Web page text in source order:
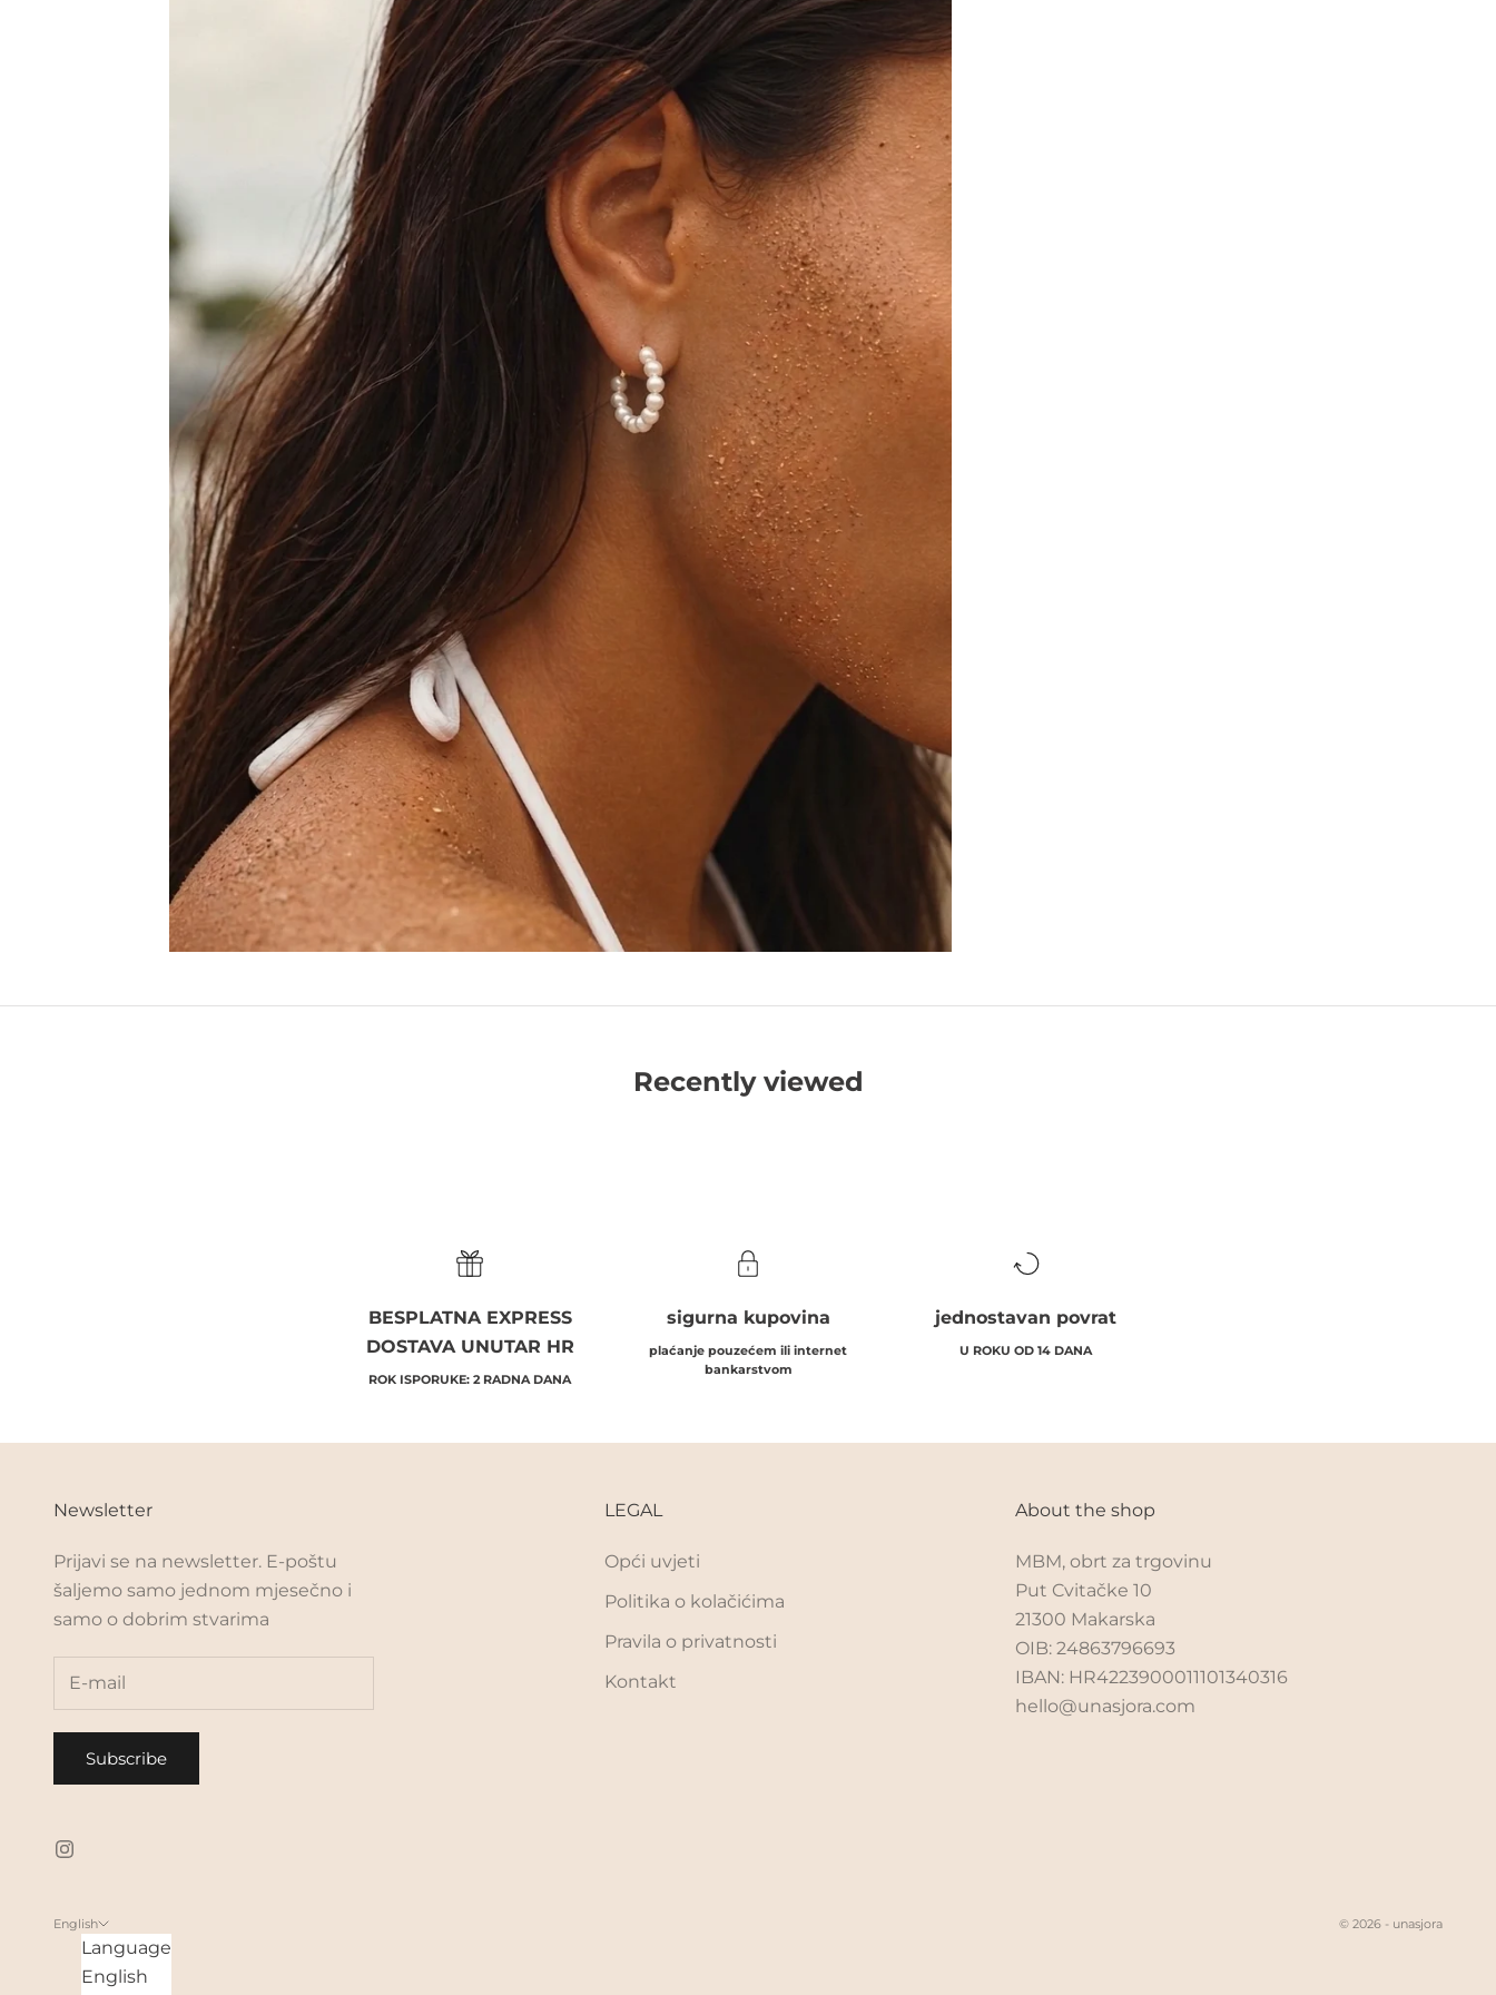
Recently viewed
BESPLATNA EXPRESS
DOSTAVA UNUTAR HR
ROK ISPORUKE: 2 RADNA DANA
sigurna kupovina
plaćanje pouzećem ili internet
bankarstvom
jednostavan povrat
U ROKU OD 14 DANA
Newsletter
Prijavi se na newsletter. E-poštu
šaljemo samo jednom mjesečno i
samo o dobrim stvarima
Subscribe
LEGAL
Opći uvjeti
Politika o kolačićima
Pravila o privatnosti
Kontakt
About the shop
MBM, obrt za trgovinu
Put Cvitačke 10
21300 Makarska
OIB: 24863796693
IBAN: HR4223900011101340316
hello@unasjora.com
English
Language
English
© 2026 - unasjora